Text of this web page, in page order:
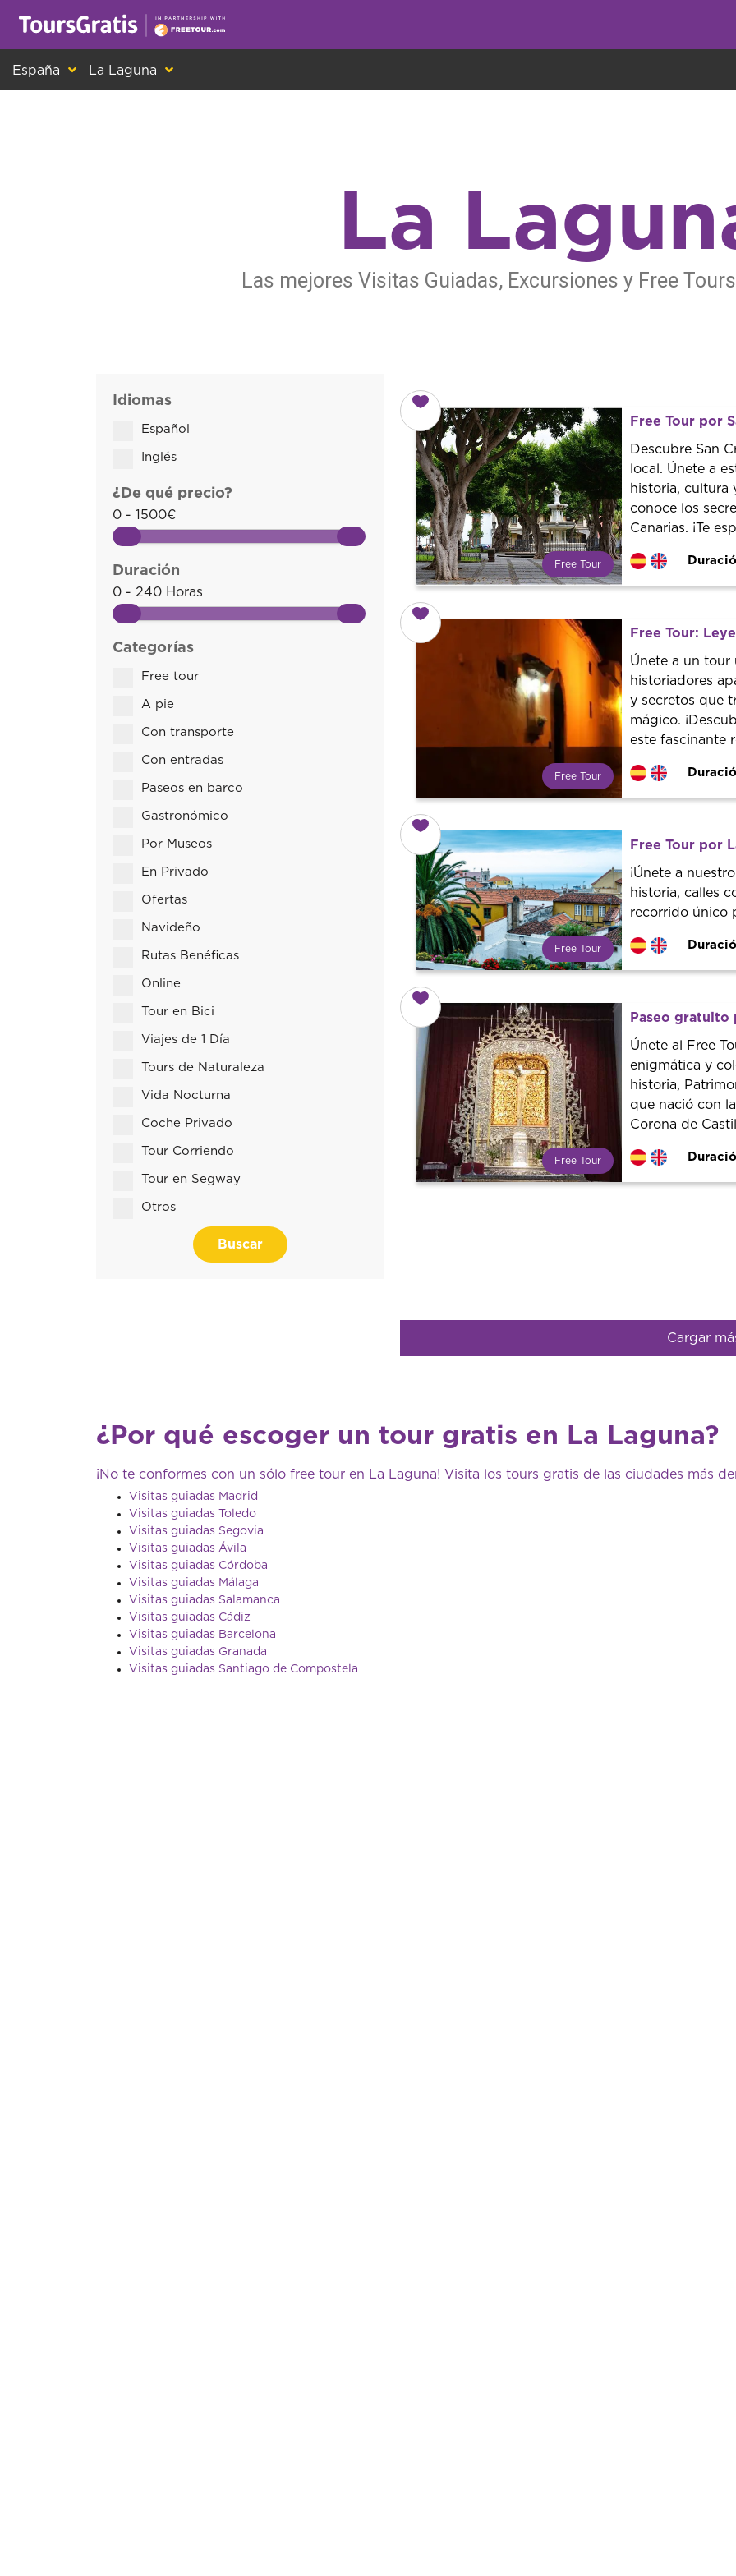
España La Laguna
La
Las mejores Visitas Guiadas, Excursiones y Free
Idiomas
Español
Inglés
¿De qué precio?
0 - 1500€
Duración
0 - 240 Horas
Categorías
Free tour
A pie
Con transporte
Con entradas
Paseos en barco
Gastronómico
Por Museos
En Privado
Ofertas
Navideño
Rutas Benéficas
Online
Tour en Bici
Viajes de 1 Día
Tours de Naturaleza
Vida Nocturna
Coche Privado
Tour Corriendo
Tour en Segway
Otros
Buscar
Free Tour
Tendencia mundial en rutas
turísticas. Reserva sin coste con
un guía profesional. ¡El precio es
libre! Por lo que al finalizar la
experiencia tú le pones el precio.
Free Tour por
Descubre San
local. Únete a
historia, cultura
conoce los
Canarias. ¡Te
Free Tour
Tendencia mundial en rutas
turísticas. Reserva sin coste con
un guía profesional. ¡El precio es
libre! Por lo que al finalizar la
experiencia tú le pones el precio.
Free Tour:
Únete a un tour
historiadores
y secretos que
mágico.
este fascinante
Free Tour
Tendencia mundial en rutas
turísticas. Reserva sin coste con
un guía profesional. ¡El precio es
libre! Por lo que al finalizar la
experiencia tú le pones el precio.
Free Tour por
¡Únete a
historia, calles
recorrido único
Free Tour
Paseo gratuito
Únete al Free
enigmática y
historia,
que nació con
Corona de
Cargar
¿Por qué escoger un tour gratis en La Laguna?
¡No te conformes con un sólo free tour en La Laguna! Visita los tours gratis de las ciudades más
Visitas guiadas Madrid
Visitas guiadas Toledo
Visitas guiadas Segovia
Visitas guiadas Ávila
Visitas guiadas Córdoba
Visitas guiadas Málaga
Visitas guiadas Salamanca
Visitas guiadas Cádiz
Visitas guiadas Barcelona
Visitas guiadas Granada
Visitas guiadas Santiago de Compostela
¡Este es otro mensaje sobre las cookies! Todo el mundo come galletas, pero nosotros las utilizamos para mejorar el servicio